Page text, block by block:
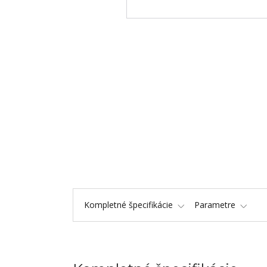
Kompletné špecifikácie Parametre